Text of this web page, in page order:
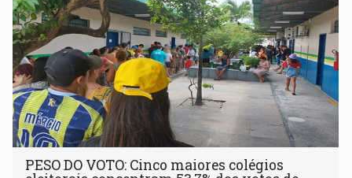
PESO DO VOTO: Cinco maiores colégios